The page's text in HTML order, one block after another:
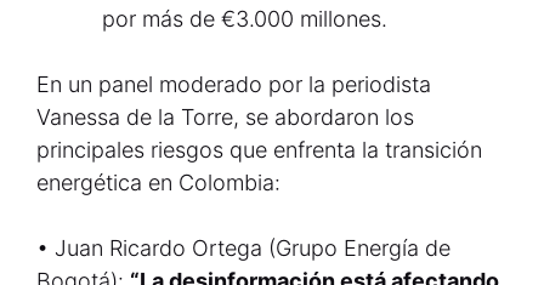
por más de €3.000 millones.
En un panel moderado por la periodista
Vanessa de la Torre, se abordaron los
principales riesgos que enfrenta la transición
energética en Colombia:
• Juan Ricardo Ortega (Grupo Energía de